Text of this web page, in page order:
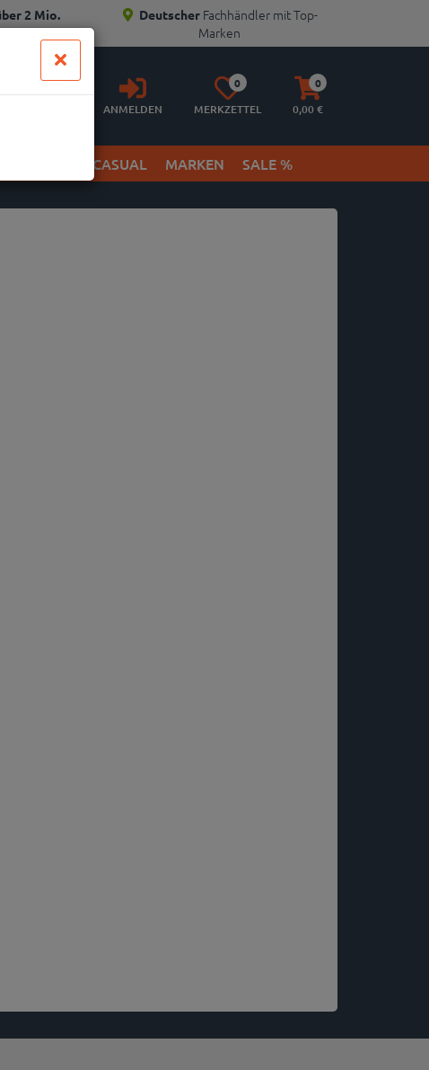
2 Mio. Deutscher Fachhändler mit Top-
Marken
Anmelden
ANMELDEN
Merkzettel
aufklappen
0
MERKZETTEL
Warenkorb
aufklappen
0
0,00 €
& CASUAL MARKEN SALE %